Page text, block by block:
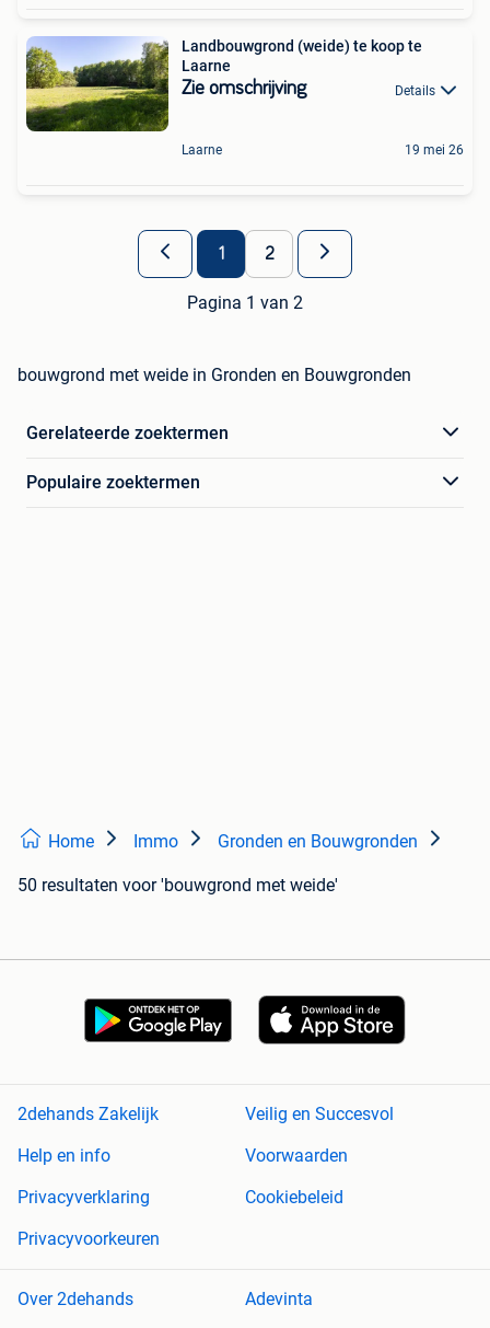
Landbouwgrond (weide) te koop te
Laarne
Zie omschrijving Details
Laarne 19 mei 26
1 2
Pagina 1 van 2
bouwgrond met weide in Gronden en Bouwgronden
Gerelateerde zoektermen
Populaire zoektermen
Home Immo Gronden en Bouwgronden
50 resultaten voor 'bouwgrond met weide'
2dehands Zakelijk
Veilig en Succesvol
Help en info
Voorwaarden
Privacyverklaring
Cookiebeleid
Privacyvoorkeuren
Over 2dehands Adevinta